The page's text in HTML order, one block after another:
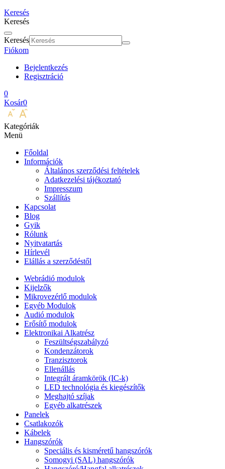
Keresés
Keresés
Keresés
Fiókom
Bejelentkezés
Regisztráció
0
Kosár0
Kategóriák
Menü
Főoldal
Információk
Általános szerződési feltételek
Adatkezelési tájékoztató
Impresszum
Szállítás
Kapcsolat
Blog
Gyik
Rólunk
Nyitvatartás
Hírlevél
Elállás a szerződéstől
Webrádió modulok
Kijelzők
Mikrovezérlő modulok
Egyéb Modulok
Audió modulok
Erősítő modulok
Elektronikai Alkatrész
Feszültségszabályzó
Kondenzátorok
Tranzisztorok
Ellenállás
Integrált áramkörök (IC-k)
LED technológia és kiegészítők
Meghajtó szíjak
Egyéb alkatrészek
Panelek
Csatlakozók
Kábelek
Hangszórók
Speciális és kisméretű hangszórók
Somogyi (SAL) hangszórók